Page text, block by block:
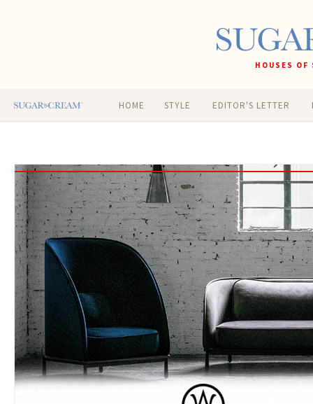
HOUSES
HOME STYLE EDITOR'S LETTER